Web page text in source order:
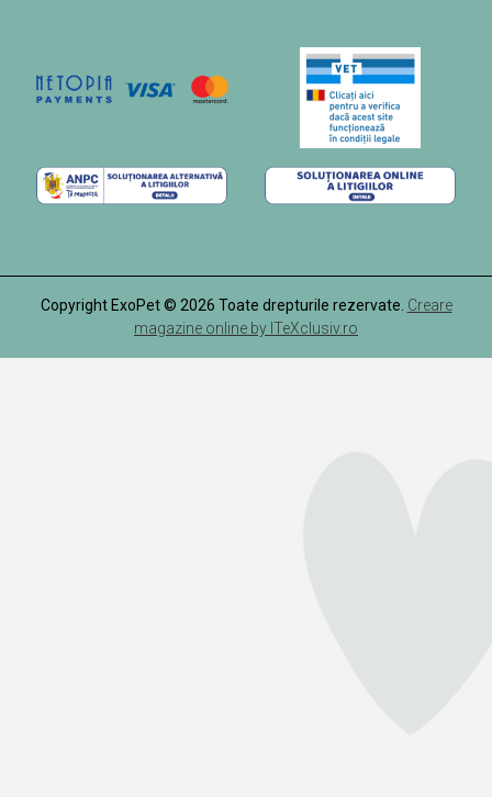
Copyright ExoPet © 2026 Toate drepturile rezervate. Creare
magazine online by ITeXclusiv.ro